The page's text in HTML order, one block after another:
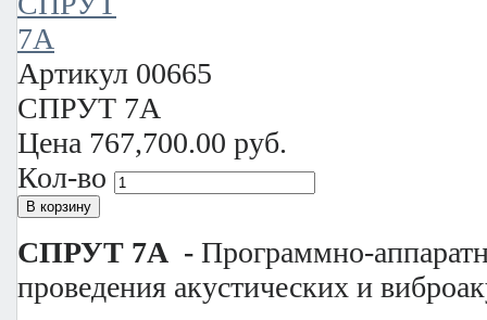
Артикул 00665
СПРУТ 7А
Цена 767,700.00 руб.
Кол-во
СПРУТ 7А - Программно-
проведения акустических и